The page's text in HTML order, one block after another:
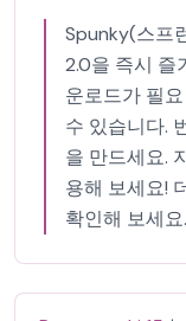
Spunky(스프
2.0을 즉시 즐
운로드가 필
수 있습니다.
을 만드세요.
용해 보세요!
확인해 보세요.